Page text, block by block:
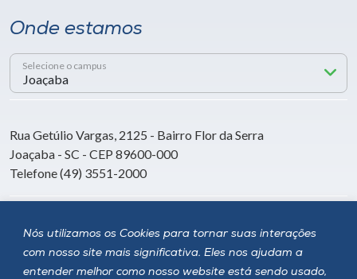
Nós utilizamos os Cookies para tornar suas interações
com nosso site mais significativa. Eles nos ajudam a
entender melhor como nosso website está sendo usado,
Onde estamos
Selecione o campus
Rua Getúlio Vargas, 2125 - Bairro Flor da Serra
Joaçaba - SC - CEP 89600-000
Telefone (49) 3551-2000
Siga a Unoesc